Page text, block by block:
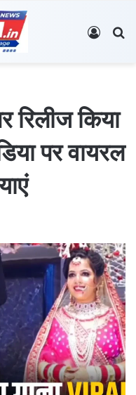
Log In
रिलीज किया
पर वायरल